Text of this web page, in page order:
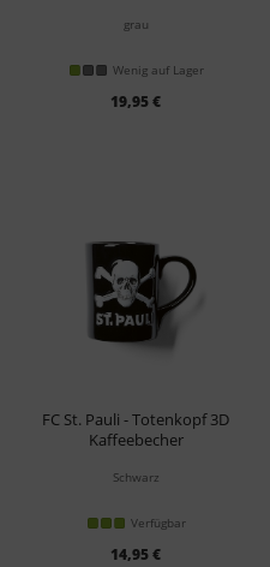
grau
Wenig auf Lager
19,95 €
FC St. Pauli - Totenkopf 3D
Kaffeebecher
Schwarz
Verfügbar
14,95 €